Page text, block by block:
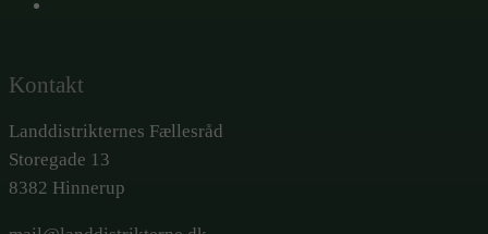
Kontakt
Landdistrikternes Fællesråd
Storegade 13
8382 Hinnerup